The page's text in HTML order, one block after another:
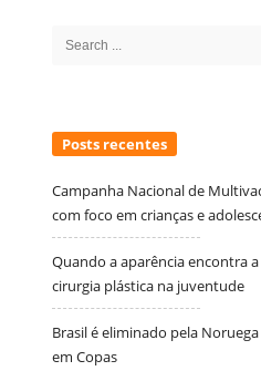
Search
Posts recentes
Campanha Nacional de
com foco em crianças e
Quando a aparência encontra
cirurgia plástica na juventude
Brasil é eliminado pela
em Copas